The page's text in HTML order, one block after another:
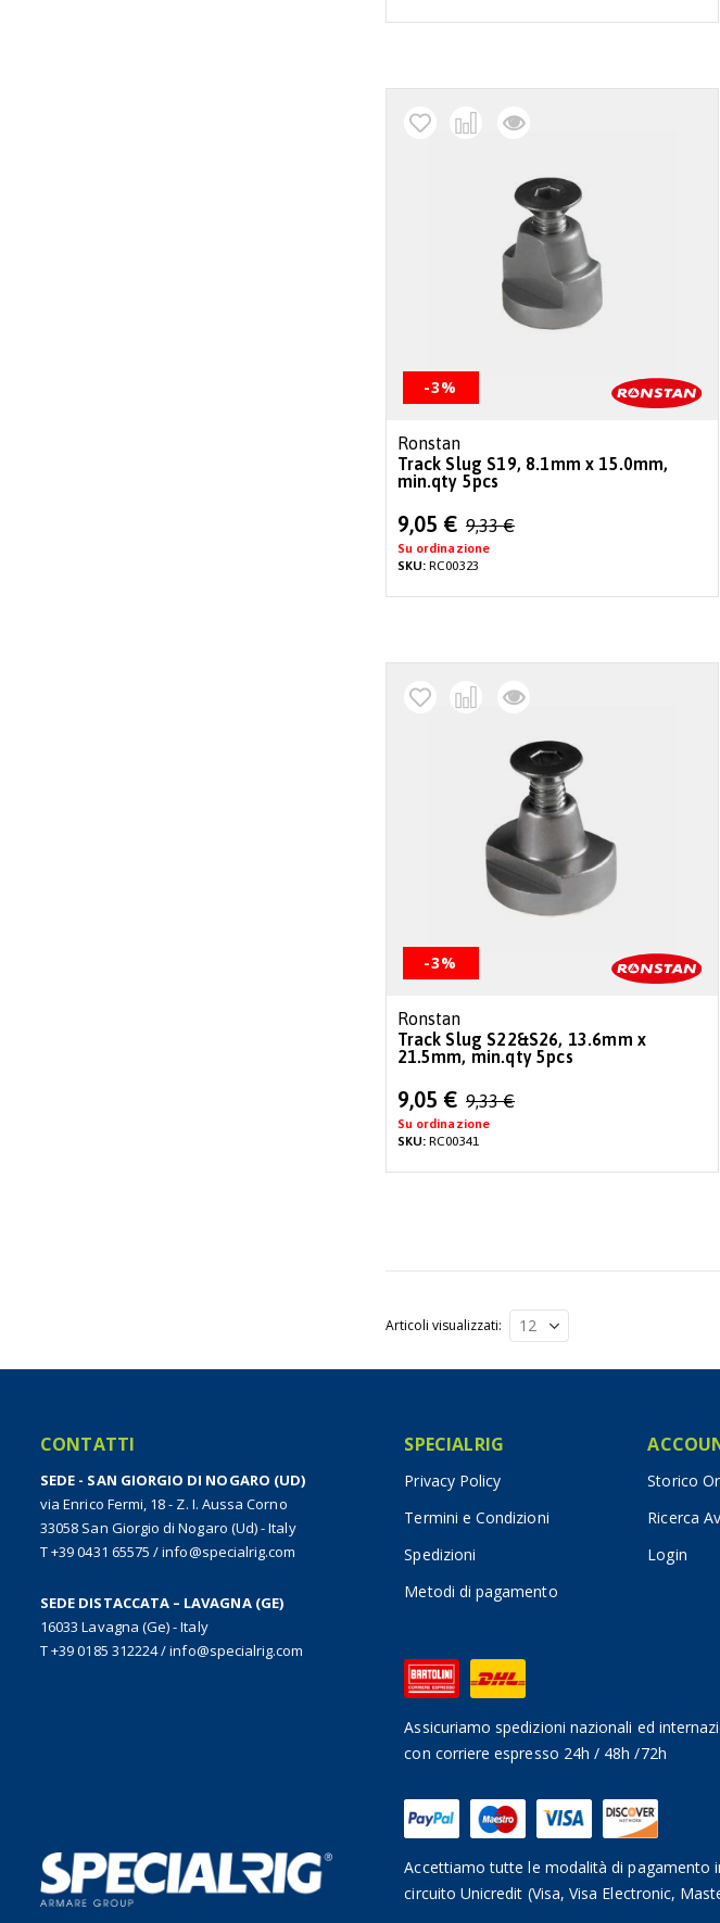
-3%
Ronstan
Track Slug S19, 8.1mm x 15.0mm,
min.qty 5pcs
Special
Price
9,05 € 9,33 €
Su ordinazione
SKU:RC00323
-3%
Ronstan
Track Slug S22&S26, 13.6mm x
21.5mm, min.qty 5pcs
Special
Price
9,05 € 9,33 €
Su ordinazione
SKU:RC00341
Articoli visualizzati
CONTATTI
SEDE - SAN GIORGIO DI NOGARO (UD)
via Enrico Fermi, 18 - Z. I. Aussa Corno
33058 San Giorgio di Nogaro (Ud) - Italy
T +39 0431 65575 /info@specialrig.com
SEDE DISTACCATA – LAVAGNA (GE)
16033 Lavagna (Ge) - Italy
T +39 0185 312224/info@specialrig.com
SPECIALRIG
Privacy Policy
Termini e Condizioni
Spedizioni
Metodi di pagamento
Storico
Ricerca
Login
Assicuriamo spedizioni nazionali ed
con corriere espresso 24h / 48h /72h
Accettiamo tutte le modalità di pagamento
circuito Unicredit (Visa, Visa Electronic,